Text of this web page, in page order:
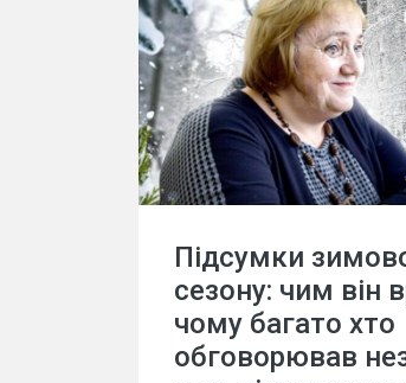
Підсумки
сезону: чим він
чому багато хто
обговорював